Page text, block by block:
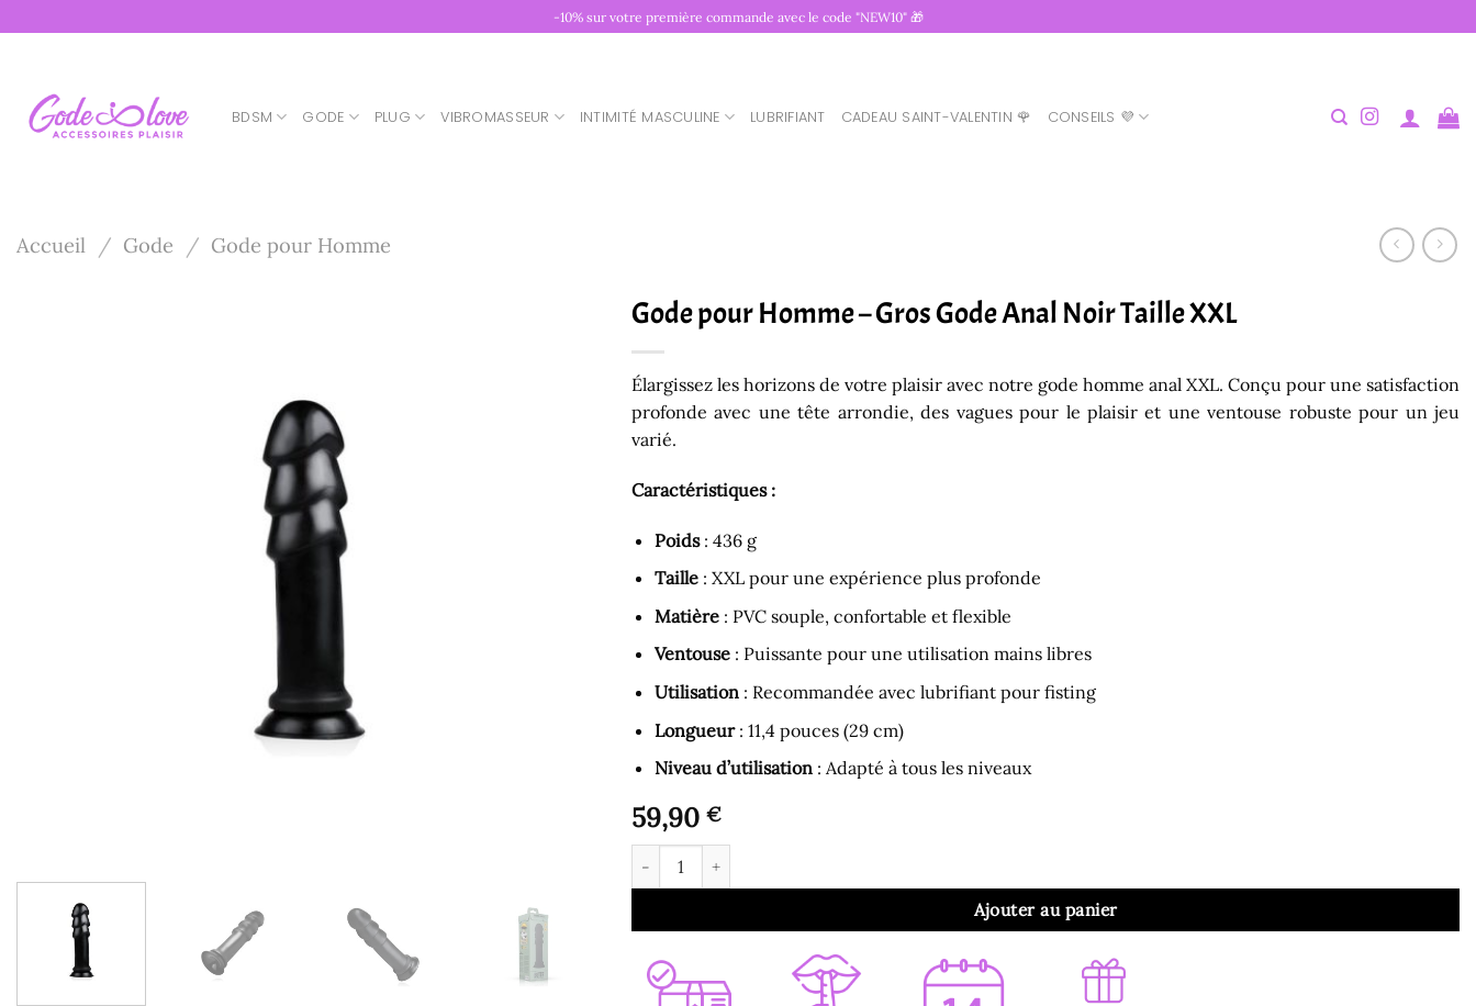
au
-10% sur votre première commande avec le code "NEW10" 🎁
BDSM GODE PLUG VIBROMASSEUR INTIMITÉ MASCULINE LUBRIFIANT CADEAU SAINT-VALENTIN 🌹 CONSEILS 💜
Accueil / Gode / Gode pour Homme
Gode pour Homme – Gros Gode Anal Noir Taille XXL
Élargissez les horizons de votre plaisir avec notre gode homme anal XXL. Conçu pour une satisfaction
profonde avec une tête arrondie, des vagues pour le plaisir et une ventouse robuste pour un jeu
varié.
Caractéristiques :
Poids: 436 g
Taille: XXL pour une expérience plus profonde
Matière: PVC souple, confortable et flexible
Ventouse: Puissante pour une utilisation mains libres
Utilisation: Recommandée avec lubrifiant pour fisting
Longueur: 11,4 pouces (29 cm)
Niveau d’utilisation: Adapté à tous les niveaux
59,90 €
quantité de Gode pour Homme - Gros Gode Anal Noir Taille XXL
Ajouter au panier